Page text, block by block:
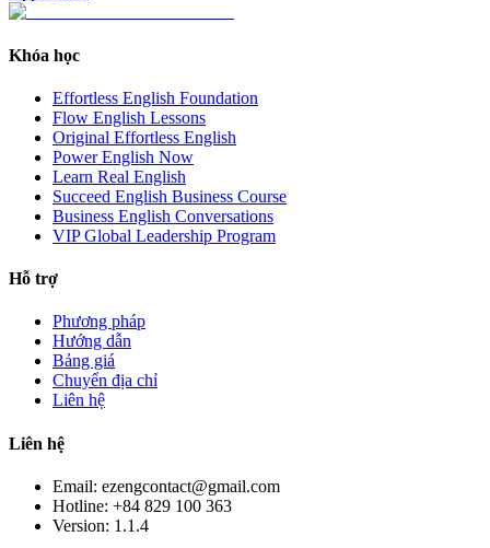
Khóa học
Effortless English Foundation
Flow English Lessons
Original Effortless English
Power English Now
Learn Real English
Succeed English Business Course
Business English Conversations
VIP Global Leadership Program
Hỗ trợ
Phương pháp
Hướng dẫn
Bảng giá
Chuyển địa chỉ
Liên hệ
Liên hệ
Email: ezengcontact@gmail.com
Hotline: +84 829 100 363
Version: 1.1.4